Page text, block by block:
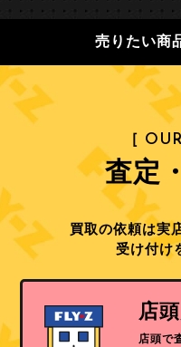
売りたい商
［
査定
買取の依頼は実
受け付け
店
店頭で